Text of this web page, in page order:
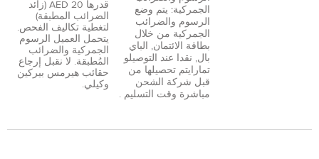
الجمركية: يتم وضع
الرسوم والضرائب
الجمركية من خلال
بطاقة الائتمان
الباي
بال
نقدا عند التوصيلو
تمارا يتم تحصيلها من
قبل شركة الشحن
مباشرة وقت التسليم .
قدرها 20 AED (زائد
الضرائب المطبقة)
لتغطية تكاليف الفحص.
يتحمل العميل الرسوم
الجمركية والضرائب
المُطبقة. لا نقبل إرجاع
حقائب هيرمس بيركين
وكيلي.